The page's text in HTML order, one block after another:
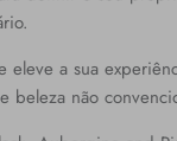
eleve a sua
beleza não